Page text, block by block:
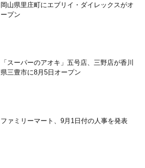
岡山県里庄町にエブリイ・ダイレックスがオ
ープン
「スーパーのアオキ」五号店、三野店が香川
県三豊市に8月5日オープン
ファミリーマート、9月1日付の人事を発表